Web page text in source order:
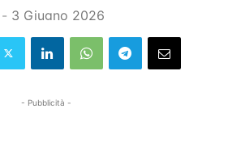
- 3 Giugno 2026
- Pubblicità -